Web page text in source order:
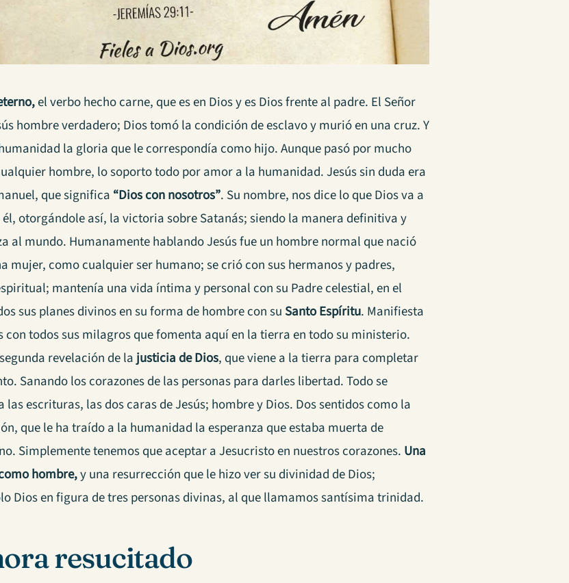
el verbo hecho carne, que es en Dios y es Dios frente al padre. El Señor
hombre verdadero; Dios tomó la condición de esclavo y murió en una cruz. Y
la gloria que le correspondía como hijo. Aunque pasó por mucho
hombre, lo soporto todo por amor a la humanidad.Jesús sin duda era
que significa “Dios con nosotros”. Su nombre, nos dice lo que Dios va a
otorgándole así, la victoria sobre Satanás; siendo la manera definitiva y
al mundo. Humanamente hablando Jesús fue un hombre normal que nació
mujer, como cualquier ser humano; se crió con sus hermanos y padres,
mantenía una vida íntima y personal con su Padre celestial, en el
sus planes divinos en su forma de hombre con su Santo Espíritu. Manifiesta
con todos sus milagros que fomenta aquí en la tierra en todo su ministerio.
revelación de la justicia de Dios, que viene a la tierra para completar
Sanando los corazones de las personas para darles libertad. Todo se
escrituras, las dos caras de Jesús; hombre y Dios. Dos sentidos como la
que le ha traído a la humanidad la esperanza que estaba muerta de
Simplemente tenemos que aceptar a Jesucristo en nuestros corazones. Una
hombre,y una resurrección que le hizo ver su divinidad de Dios;
Dios en figura de tres personas divinas, al que llamamos santísima trinidad.
resucitado